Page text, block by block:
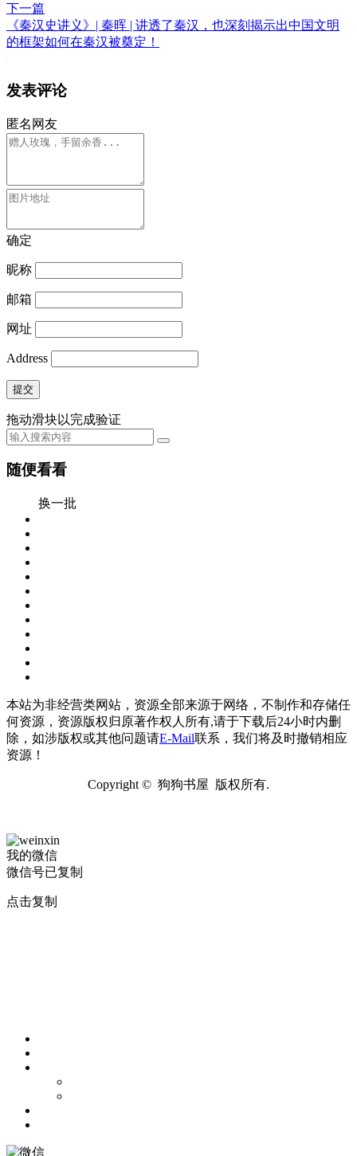
下一篇
《秦汉史讲义》| 秦晖 | 讲透了秦汉，也深刻揭示出中国文明
的框架如何在秦汉被奠定！
发表评论
匿名网友
确定
昵称
邮箱
网址
Address
提交
拖动滑块以完成验证
随便看看
换一批
本站为非经营类网站，资源全部来源于网络，不制作和存储任
何资源，资源版权归原著作权人所有,请于下载后24小时内删
除，如涉版权或其他问题请E-Mail联系，我们将及时撤销相应
资源！
Copyright © 狗狗书屋 版权所有.
我的微信
微信号已复制
点击复制